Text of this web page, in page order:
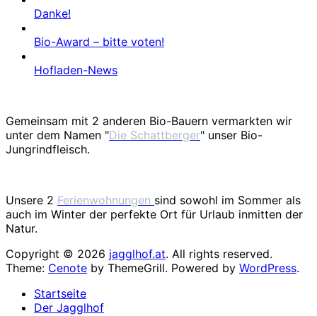
Danke!
Bio-Award – bitte voten!
Hofladen-News
Gemeinsam mit 2 anderen Bio-Bauern vermarkten wir
unter dem Namen "Die Schattberger" unser Bio-
Jungrindfleisch.
Unsere 2 Ferienwohnungen sind sowohl im Sommer als
auch im Winter der perfekte Ort für Urlaub inmitten der
Natur.
Copyright © 2026 jagglhof.at. All rights reserved.
Theme: Cenote by ThemeGrill. Powered by WordPress.
Startseite
Der Jagglhof